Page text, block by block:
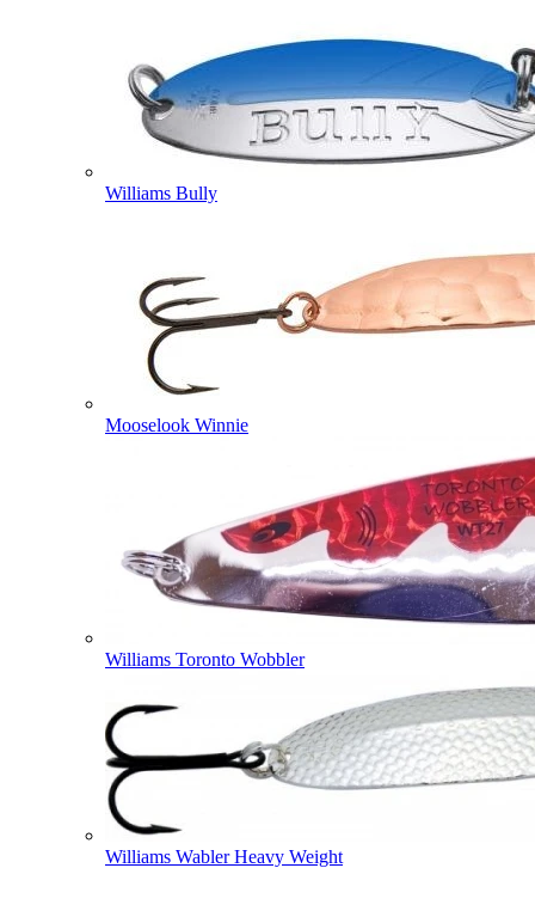
Williams Bully
Mooselook Winnie
Williams Toronto Wobbler
Williams Wabler Heavy Weight